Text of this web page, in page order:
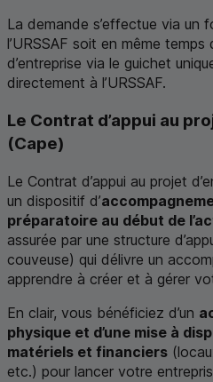
La demande s’effectue via un
l’URSSAF soit en même
d’entreprise via le guichet
directement à l’URSSAF.
Le Contrat d’appui au
(Cape)
Le Contrat d’appui au projet
un dispositif d’
préparatoire au début de
assurée par une structure
couveuse) qui délivre un
apprendre à créer et à gérer
En clair, vous bénéficiez d’un
physique et d’une mise à
matériels et financiers
etc.) pour lancer votre